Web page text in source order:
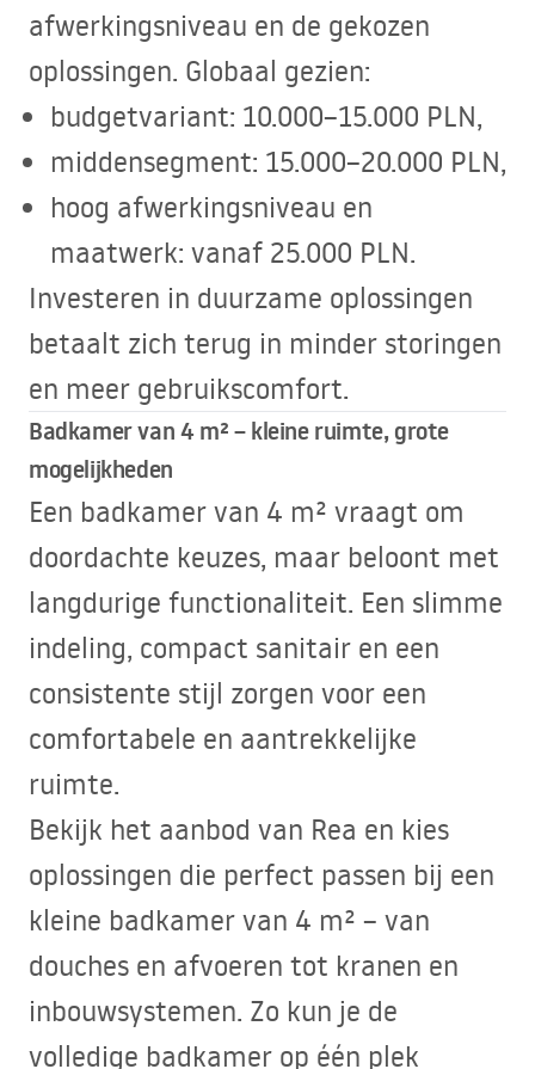
afwerkingsniveau en de gekozen
oplossingen. Globaal gezien:
budgetvariant: 10.000–15.000 PLN,
middensegment: 15.000–20.000 PLN,
hoog afwerkingsniveau en
maatwerk: vanaf 25.000 PLN.
Investeren in duurzame oplossingen
betaalt zich terug in minder storingen
en meer gebruikscomfort.
Badkamer van 4 m² – kleine ruimte, grote
mogelijkheden
Een badkamer van 4 m² vraagt om
doordachte keuzes, maar beloont met
langdurige functionaliteit. Een slimme
indeling, compact sanitair en een
consistente stijl zorgen voor een
comfortabele en aantrekkelijke
ruimte.
Bekijk het aanbod van Rea en kies
oplossingen die perfect passen bij een
kleine badkamer van 4 m² – van
douches en afvoeren tot kranen en
inbouwsystemen. Zo kun je de
volledige badkamer op één plek